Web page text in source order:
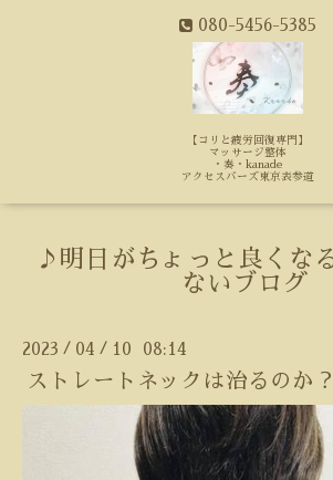
080-5456-5385
【コリと疲労回復専門】
マッサージ整体
・奏・kanade
アクセスバーズ東京表参道
♪明日がちょっと良くな
ないブログ
2023 / 04 / 10 08:14
ストレートネックは治るのか？